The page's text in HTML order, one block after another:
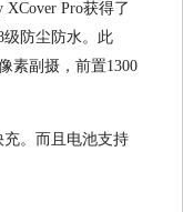
Pro获得了
级防尘防水。此
素副摄，前置1300
充。而且电池支持